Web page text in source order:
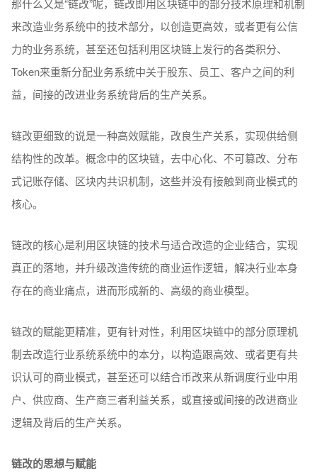
那什么又是“链改”呢，链改即用区块链中的部分技术原理和机制
来改造业务系统中的技术部分，以创造更高效，或者更有公信
力的业务系统，甚至还包括利用区块链上发行的各类积分、
Token来重新分配业务系统中关于股东、员工、客户之间的利
益，间接的改进业务系统背后的生产关系。
链改更细致的说是一种高效赋能，改良生产关系，实现供给侧
结构性的改革。概念中的区块链，去中心化、不可篡改、分布
式记账存储、区块内共识机制，这些并没有接触到商业模式的
核心。
链改的核心是利用区块链的技术与适合改造的企业结合，实现
真正的落地，并升级改造传统的商业运作逻辑，解决行业本身
存在的商业痛点，进而形成新的、高级的商业模型。
链改的赋能更精准，更有针对性，利用区块链中的部分原理机
制去改造行业系统系统中的本分，以构造跟高效、或者更有共
识认可的商业模式，甚至还可以结合币改来从新调度行业中用
户、供应商、生产商三者利益关系，或直接或间接的改进商业
逻辑及背后的生产关系。
链改的思想与赋能